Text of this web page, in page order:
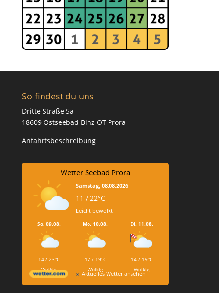
So findest du uns
Dritte Straße 5a
18609 Ostseebad Binz OT Prora
Anfahrtsbeschreibung
Wetter Seebad Prora
Samstag, 08.08.2026
11 / 22°C
Leicht bewölkt
So, 09.08.
14 / 23°C
Wolkig
Mo, 10.08.
17 / 19°C
Wolkig
Di, 11.08.
14 / 19°C
Wolkig
Aktuelles Wetter ansehen